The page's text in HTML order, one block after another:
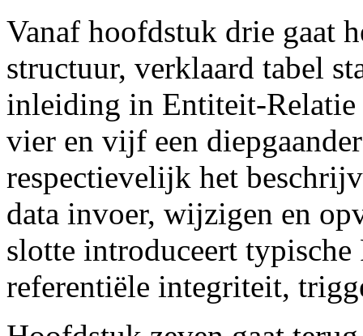
Vanaf hoofdstuk drie gaat
structuur, verklaard tabel
inleiding in Entiteit-
vier en vijf een
respectievelijk het
data invoer, wijzigen en
slotte introduceert
referentiële integriteit,